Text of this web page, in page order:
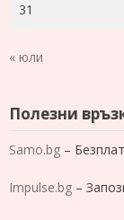
31
« юли
Полезни
Samo.bg –
Impulse.bg –